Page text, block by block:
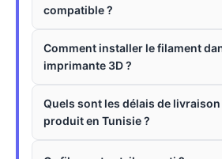
compatible ?
Comment installer le filament
imprimante 3D ?
Quels sont les délais de
produit en Tunisie ?